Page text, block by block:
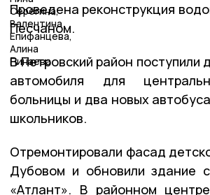
Проведена реконструкция
Песчаном.
В Петровский район поступили
автомобиля для
больницы и два новых
школьников.
Отремонтировали фасад
Дубовом и обновили здание
«Атлант». В районном